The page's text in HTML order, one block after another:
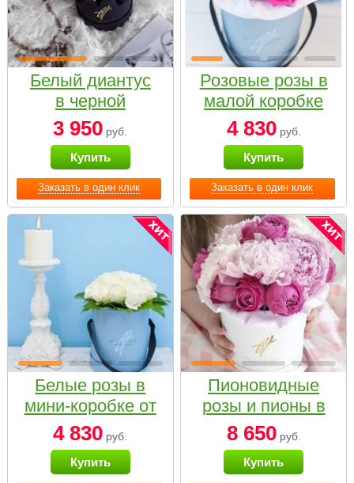
Заказать в один клик
Белый диантус
в черной
коробке Small
3 950 руб.
Купить
Заказать в один клик
Розовые розы в
малой коробке
4 830руб.
Купить
Белые розы в
мини-коробке от
Bella Fiori
4 830 руб.
Купить
Пионовидные
розы и пионы в
белой коробке
Small
8 650руб.
Купить